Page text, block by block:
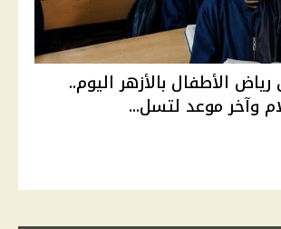
الأطفال بالأزهر اليوم..
وآخر موعد لتسل...